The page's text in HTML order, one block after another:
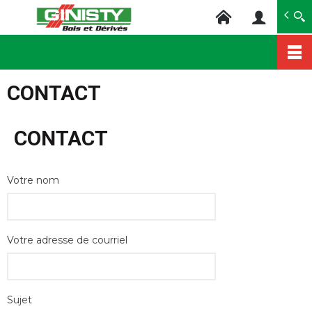
au
contenu
CONTACT
CONTACT
Votre nom
Votre adresse de courriel
Sujet